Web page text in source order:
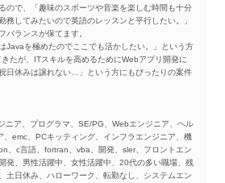
ので、「趣味のスポーツや音楽を楽しむ時間も十分
務してみたいので英語のレッスンと平行したい。」
バランスが保てます。
Javaを極めたのでここでも活かしたい。」という方
たが、ITスキルを高めるためにWebアプリ開発に
日休みは譲れない…」という方にもぴったりの案件
ニア、プログラマ、SE/PG、Webエンジニア、ヘル
、emc、PCキッティング、インフラエンジニア、機
、c言語、fortran、vba、開発、sler、フロントエン
発、男性活躍中、女性活躍中、20代の多い職場、残
土日休み、ハローワーク、転勤なし、システムエン